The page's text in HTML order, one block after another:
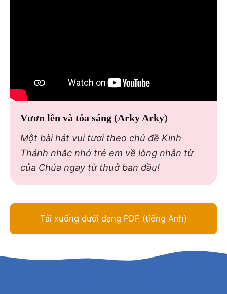
Vươn lên và tỏa sáng (Arky Arky)
Một bài hát vui tươi theo chủ đề Kinh
Thánh nhắc nhở trẻ em về lòng nhân từ
của Chúa ngay từ thuở ban đầu!
Tải xuống dưới dạng PDF (tiếng Anh)